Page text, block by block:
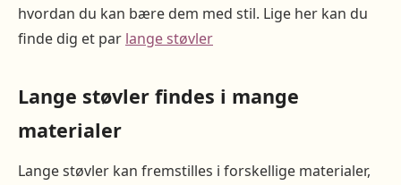
hvordan du kan bære dem med stil. Lige her kan du
finde dig et par lange støvler
Lange støvler findes i mange
materialer
Lange støvler kan fremstilles i forskellige materialer,